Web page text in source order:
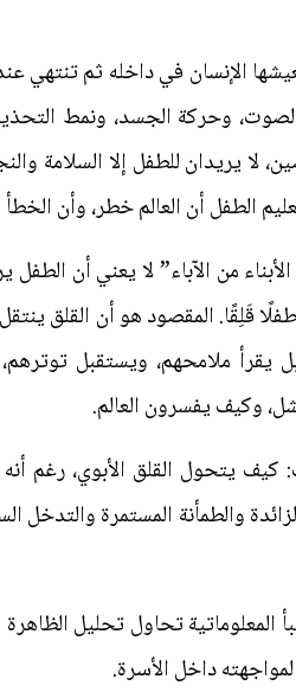
الإنسان في داخله ثم
وحركة الجسد، ونمط
لا يريدان للطفل إلا السلامة
الطفل أن العالم خطر، وأن
من الآباء” لا يعني أن
قَلِقًا. المقصود هو أن القلق
يقرأ ملامحهم، ويستقبل
وكيف يفسرون العالم.
كيف يتحول القلق الأبوي، رغم
والطمأنة المستمرة
المعلوماتية تحاول تحليل
داخل الأسرة.